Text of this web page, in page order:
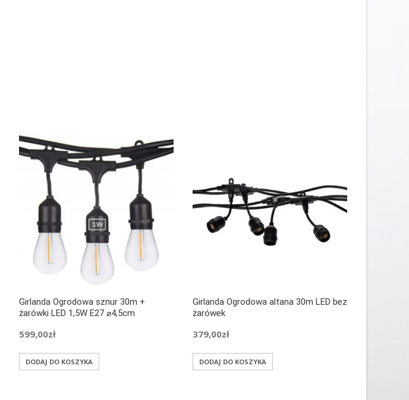
Girlanda Ogrodowa sznur 30m +
żarówki LED 1,5W E27 ⌀4,5cm
599,00zł
DODAJ DO KOSZYKA
Girlanda Ogrodowa altana 30m LED bez
żarówek
379,00zł
DODAJ DO KOSZYKA